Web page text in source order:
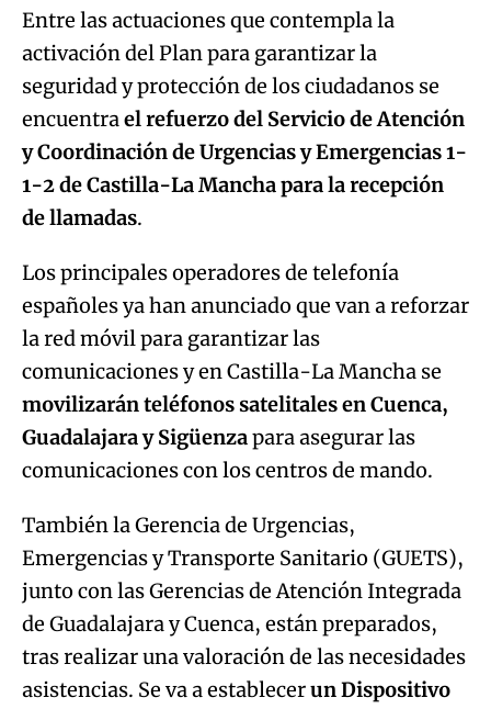
Try again
Entre las actuaciones que contempla la
activación del Plan para garantizar la
seguridad y protección de los ciudadanos se
encuentrael refuerzo del Servicio de Atención
y Coordinación de Urgencias y Emergencias 1-
1-2de Castilla-La Mancha para la recepción
de llamadas.
Los principales operadores de telefonía
españoles ya han anunciado que van a reforzar
la red móvil para garantizar las
comunicaciones y en Castilla-La Mancha se
movilizarán teléfonos satelitales en Cuenca,
Guadalajara y Sigüenzapara asegurar las
comunicaciones con los centros de mando.
También la Gerencia de Urgencias,
Emergencias y Transporte Sanitario (GUETS),
junto con las Gerencias de Atención Integrada
de Guadalajara y Cuenca, están preparados,
tras realizar una valoración de las necesidades
asistencias. Se va a establecerun Dispositivo